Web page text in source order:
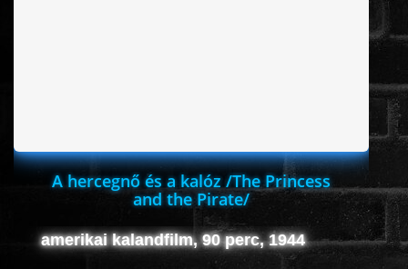
A hercegnő és a kalóz /The Princess
and the Pirate/
amerikai kalandfilm, 90 perc, 1944